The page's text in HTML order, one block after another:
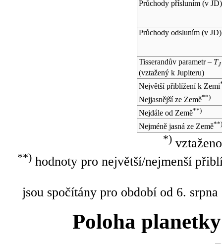
Průchody přísluním (v JD)
Průchody odsluním (v JD)
Tisserandův parametr – TJ
(vztažený k Jupiteru)
Největší přiblížení k Zemi
Nejjasnější ze Země**)
Nejdále od Země**)
Nejméně jasná ze Země**)
*)
**)hodnoty pro největší/nejmenší
jsou spočítány pro období od 6.
Poloha